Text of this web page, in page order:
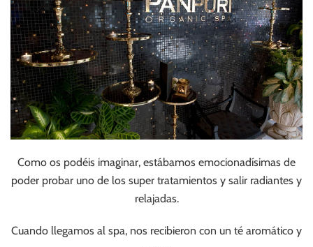
Como os podéis imaginar, estábamos emocionadísimas de
poder probar uno de los super tratamientos y salir radiantes y
relajadas.
Cuando llegamos al spa, nos recibieron con un té aromático y